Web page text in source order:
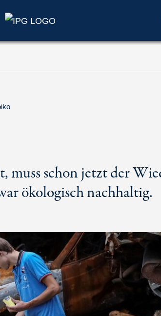
muss schon jetzt der
ökologisch nachhaltig.